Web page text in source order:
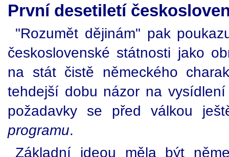
První desetiletí
"Rozumět dějinám" pak
československé státnosti jako
na stát čistě německého
tehdejší dobu názor na
požadavky se před válkou
programu.
Základní ideou měla být